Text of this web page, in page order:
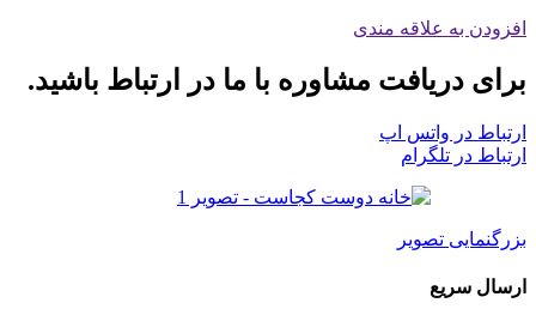
افزودن به علاقه مندی
برای دریافت مشاوره با ما در ارتباط باشید.
ارتباط در واتس اپ
ارتباط در تلگرام
بزرگنمایی تصویر
ارسال سریع